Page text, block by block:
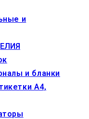
и
и бланки
А4,